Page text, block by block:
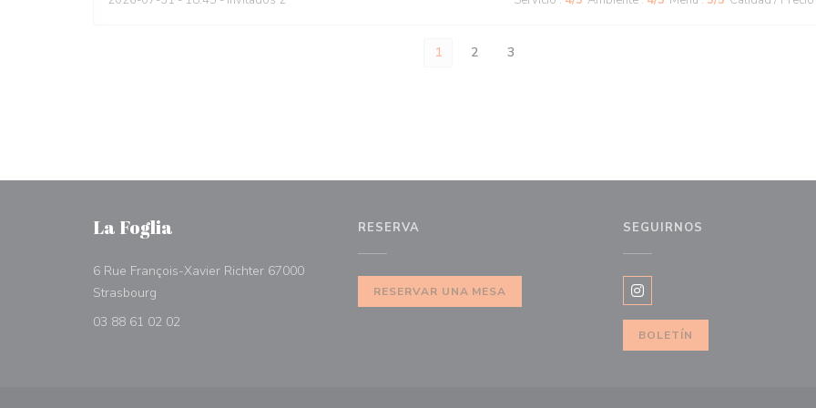
1 2 3
La Foglia
6 Rue François-Xavier Richter 67000
Strasbourg
03 88 61 02 02
RESERVA
RESERVAR UNA MESA
SEGUIRNOS
Instagram ((abre en una
BOLETÍN